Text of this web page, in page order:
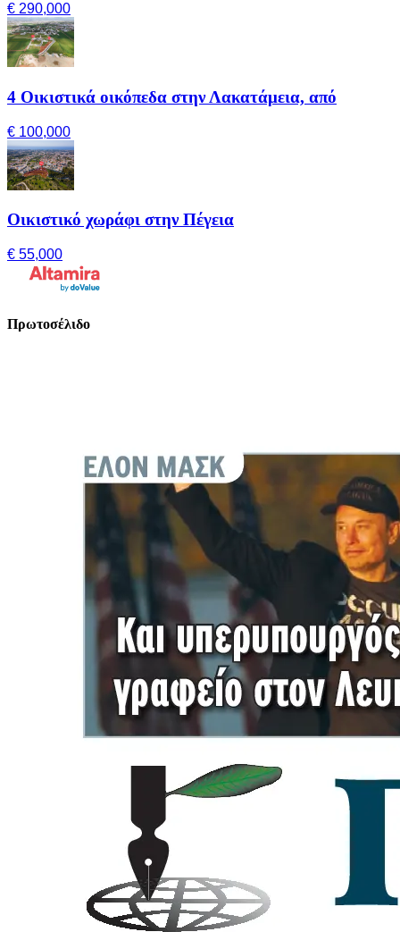
€ 290,000
4 Οικιστικά οικόπεδα στην Λακατάμεια, από
€ 100,000
Οικιστικό χωράφι στην Πέγεια
€ 55,000
Πρωτοσέλιδο